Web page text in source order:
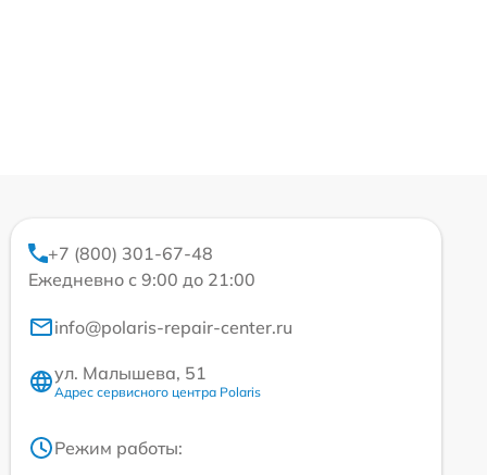
+7 (800) 301-67-48
Ежедневно с 9:00 до 21:00
info@polaris-repair-center.ru
ул. Малышева, 51
Адрес сервисного центра Polaris
Режим работы: